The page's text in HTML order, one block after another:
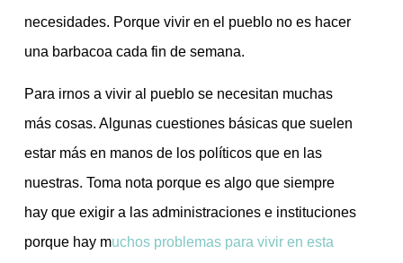
necesidades. Porque vivir en el pueblo no es hacer
una barbacoa cada fin de semana.
Para irnos a vivir al pueblo se necesitan muchas
más cosas. Algunas cuestiones básicas que suelen
estar más en manos de los políticos que en las
nuestras. Toma nota porque es algo que siempre
hay que exigir a las administraciones e instituciones
porque hay muchos problemas para vivir en esta